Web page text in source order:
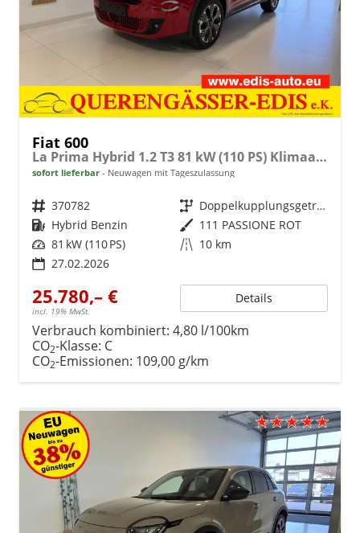
Fiat 600
La Prima Hybrid 1.2 T3 81 kW (110 PS) Klimaautomatik, Massagesitz, Sitzheizung, elektrisch verstellbarer Fahrersitz, Radio, DAB, Apple CarPlay, Android Auto, Navigationssystem, 18 Zoll Leichtmetallfelgen, uvm.
sofort lieferbar Neuwagen mit Tageszulassung
Fahrzeugnr. 370782 Getriebe
Doppelkupplungsgetriebe (DSG)
Kraftstoff Hybrid Benzin Außenfarbe 111 PASSIONE ROT
Leistung 81 kW (110 PS) Kilometerstand 10 km
27.02.2026
25.780,– €
incl. 19% MwSt.
Details
Verbrauch kombiniert: 4,80 l/100km
CO2-Klasse: C
CO2-Emissionen: 109,00 g/km